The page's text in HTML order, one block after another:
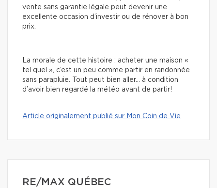
vente sans garantie légale peut devenir une
excellente occasion d’investir ou de rénover à bon
prix.
La morale de cette histoire : acheter une maison «
tel quel », c’est un peu comme partir en randonnée
sans parapluie. Tout peut bien aller… à condition
d’avoir bien regardé la météo avant de partir!
Article originalement publié sur Mon Coin de Vie
RE/MAX QUÉBEC